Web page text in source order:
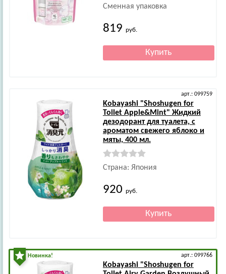
Сменная упаковка
819 руб.
арт.: 099759
Kobayashi"Shoshugen for
Toilet Apple&Mint" Жидкий
дезодорант для туалета, с
ароматом свежего яблоко и
мяты, 400 мл.
Страна: Япония
920 руб.
Новинка! арт.: 099766
Kobayashi"Shoshugen for